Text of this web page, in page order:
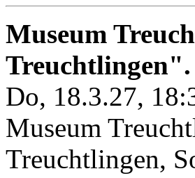
Museum
Treuchtlingen".
Do, 18.3.27,
Museum
Treuchtlingen,